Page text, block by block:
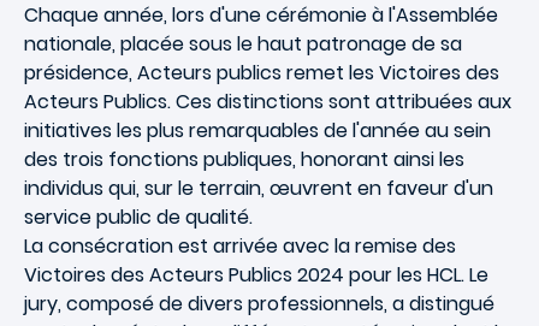
Chaque année, lors d'une cérémonie à l'Assemblée
nationale, placée sous le haut patronage de sa
présidence, Acteurs publics remet les Victoires des
Acteurs Publics. Ces distinctions sont attribuées aux
initiatives les plus remarquables de l'année au sein
des trois fonctions publiques, honorant ainsi les
individus qui, sur le terrain, œuvrent en faveur d'un
service public de qualité.
La consécration est arrivée avec la remise des
Victoires des Acteurs Publics 2024 pour les HCL. Le
jury, composé de divers professionnels, a distingué